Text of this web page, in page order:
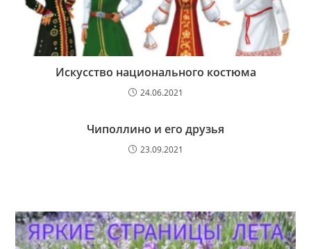
Искусство национального костюма
24.06.2021
Чиполлино и его друзья
23.09.2021